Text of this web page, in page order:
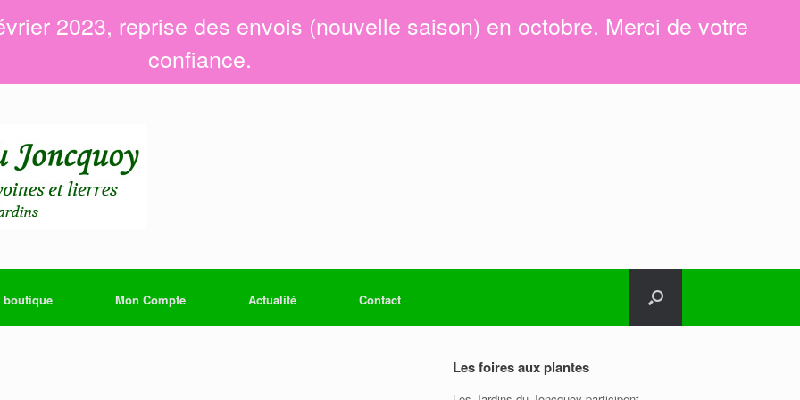
2023, reprise des envois (nouvelle saison) en octobre. Merci de votre
confiance.
boutique Mon Compte Actualité Contact
Les foires aux plantes